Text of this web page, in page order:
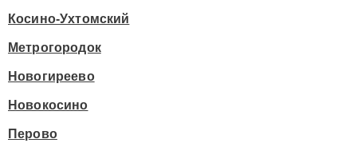
Косино-Ухтомский
Метрогородок
Новогиреево
Новокосино
Перово